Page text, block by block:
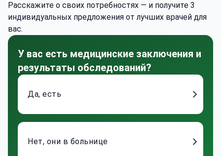
Расскажите о своих потребностях — и получите 3
индивидуальных предложения от лучших врачей для
вас.
У вас есть медицинские заключения и
результаты обследований?
Да, есть
Нет, они в больнице